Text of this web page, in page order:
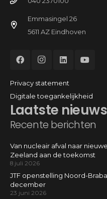
Laatste nieuws
Recente berichten
Van nucleair afval naar
Zeeland aan de toekomst
8 juli 2026
JTF openstelling Noord-
december
23 juni 2026
Emmasingel 26
5611 AZ Eindhoven
Privacy statement
Digitale toegankelijkheid